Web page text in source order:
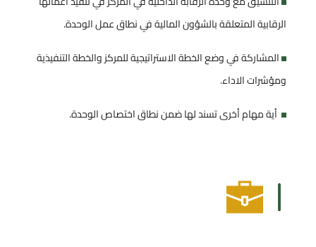
الرقابية المتعلقة بالشؤون المالية في نطاق عمل الوحدة.
المشاركة في وضع الخطة الاستراتيجية للمركز والخطة التنفيذية
ومؤشرات الاداء.
أية مهام أخرى تسند لها ضمن نطاق اختصاص الوحدة.